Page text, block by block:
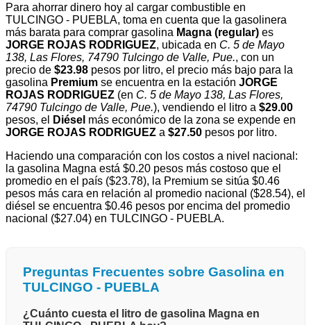
Para ahorrar dinero hoy al cargar combustible en
TULCINGO - PUEBLA, toma en cuenta que la gasolinera
más barata para comprar gasolina Magna (regular) es
JORGE ROJAS RODRIGUEZ, ubicada en C. 5 de Mayo
138, Las Flores, 74790 Tulcingo de Valle, Pue., con un
precio de $23.98 pesos por litro, el precio más bajo para la
gasolina Premium se encuentra en la estación JORGE
ROJAS RODRIGUEZ (en C. 5 de Mayo 138, Las Flores,
74790 Tulcingo de Valle, Pue.), vendiendo el litro a $29.00
pesos, el
Diésel más económico de la zona se expende en
JORGE ROJAS RODRIGUEZ a $27.50 pesos por litro.
Haciendo una comparación con los costos a nivel nacional:
la gasolina Magna está $0.20 pesos más costoso que el
promedio en el país ($23.78), la Premium se sitúa $0.46
pesos más cara en relación al promedio nacional ($28.54), el
diésel se encuentra $0.46 pesos por encima del promedio
nacional ($27.04) en TULCINGO - PUEBLA.
Preguntas Frecuentes sobre Gasolina en
TULCINGO - PUEBLA
¿Cuánto cuesta el litro de gasolina Magna en